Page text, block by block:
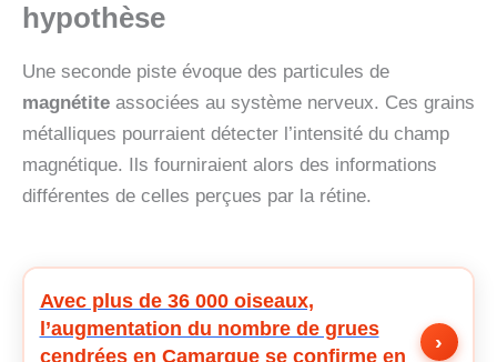
hypothèse
Une seconde piste évoque des particules de
magnétite associées au système nerveux. Ces grains
métalliques pourraient détecter l’intensité du champ
magnétique. Ils fourniraient alors des informations
différentes de celles perçues par la rétine.
Avec plus de 36 000 oiseaux,
l’augmentation du nombre de grues
cendrées en Camargue se confirme en
›